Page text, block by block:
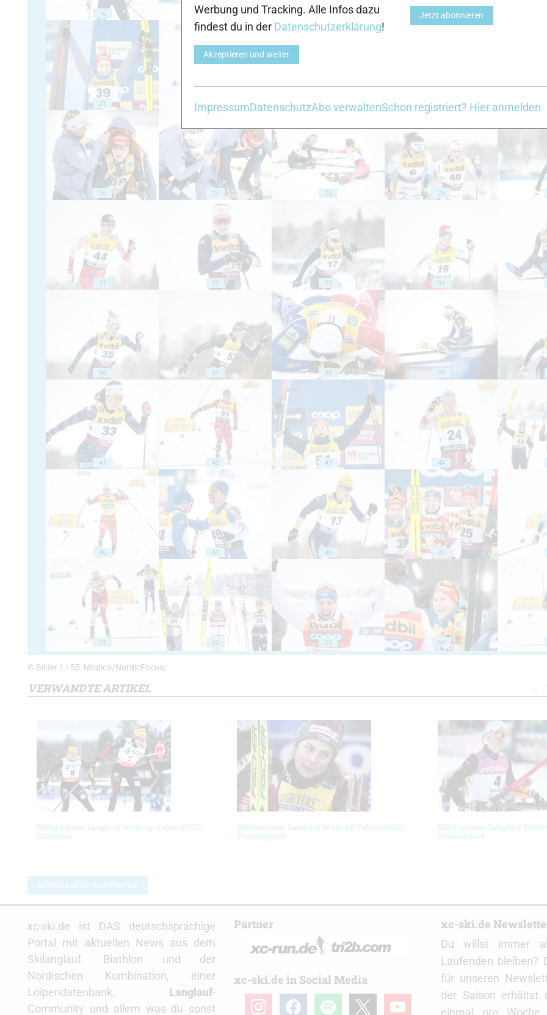
16 17 18 19
21 24
26 27 28 29
31 32 33 34
36 37 38 39
41 42 43 44
46 47 48 49
51 52 53 54
© Bilder 1 - 55: Modica/NordicFocus;
VERWANDTE ARTIKEL
Bildergalerie Langlauf Weltcup Falun (SWE)
Skiathlon
Bildergalerie Langlauf Weltcup Falun (SWE)
Freistilsprint
Bildergalerie Langlauf
Massenstart
Schreibe einen Kommentar
xc-ski.de ist DAS deutschsprachige
Portal mit aktuellen News aus dem
Skilanglauf, Biathlon und der
Nordischen Kombination, einer
Loipendatenbank, Langlauf-
Community und allem was du sonst
Partner
xc-ski.de in Social Media
instagramfacebookspotify youtube
xc-ski.de
Du willst immer
Laufenden bleiben?
für unseren
der Saison erhältst
einmal pro Woche
Werbung und Tracking. Alle Infos dazu
findest du in der Datenschutzerklärung!
Akzeptieren und weiter
Jetzt abonnieren
ImpressumDatenschutzAbo verwaltenSchon registriert? Hier anmelden